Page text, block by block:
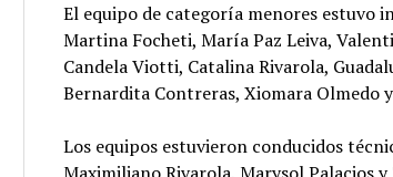
El equipo de categoría menores estuvo
Martina Focheti, María Paz Leiva,
Candela Viotti, Catalina Rivarola,
Bernardita Contreras, Xiomara Olmedo
Los equipos estuvieron conducidos